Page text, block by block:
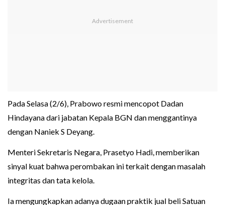
Pada Selasa (2/6), Prabowo resmi mencopot Dadan
Hindayana dari jabatan Kepala BGN dan menggantinya
dengan Naniek S Deyang.
Menteri Sekretaris Negara, Prasetyo Hadi, memberikan
sinyal kuat bahwa perombakan ini terkait dengan masalah
integritas dan tata kelola.
Ia mengungkapkan adanya dugaan praktik jual beli Satuan